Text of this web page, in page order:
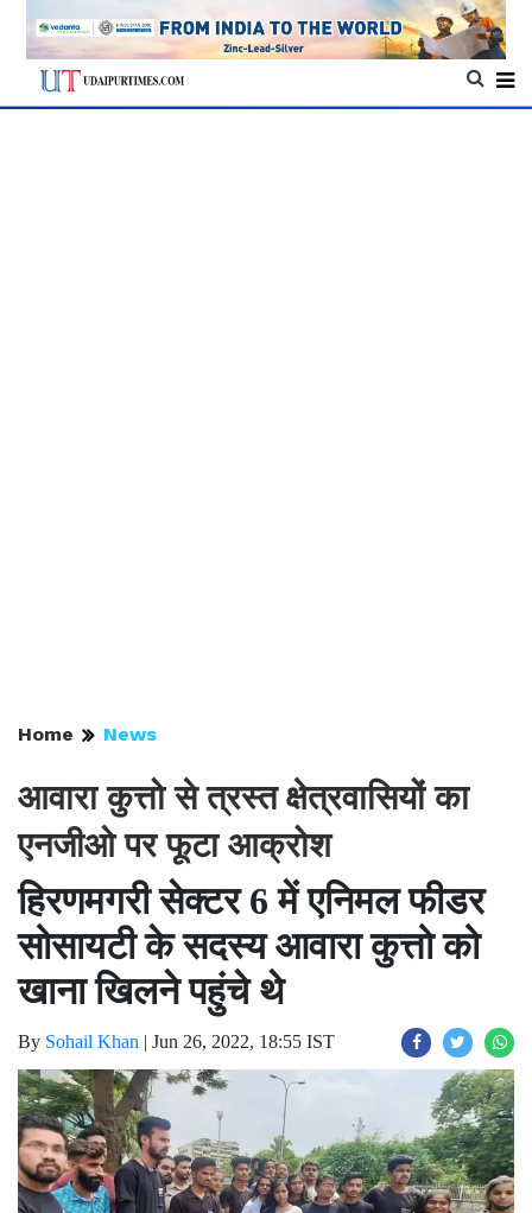
Home News
आवारा कुत्तो से त्रस्त क्षेत्रवासियों का
एनजीओ पर फूटा आक्रोश
हिरणमगरी सेक्टर 6 में एनिमल फीडर
सोसायटी के सदस्य आवारा कुत्तो को
खाना खिलने पहुंचे थे
By Sohail Khan | Jun 26, 2022, 18:55 IST